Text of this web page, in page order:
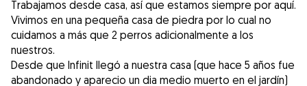
Trabajamos desde casa, así que estamos siempre por aquí.
Vivimos en una pequeña casa de piedra por lo cual no
cuidamos a más que 2 perros adicionalmente a los
nuestros.
Desde que Infinit llegó a nuestra casa (que hace 5 años fue
abandonado y aparecio un dia medio muerto en el jardín)